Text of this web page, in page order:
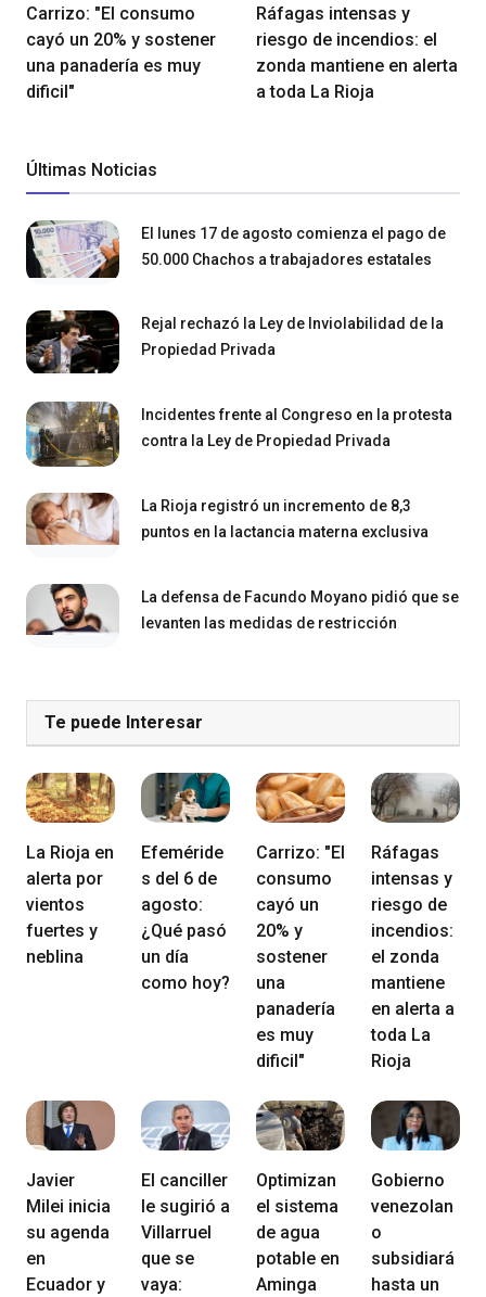
Carrizo: "El consumo
cayó un 20% y sostener
una panadería es muy
dificil"
Ráfagas intensas y
riesgo de incendios: el
zonda mantiene en alerta
a toda La Rioja
Últimas Noticias
El lunes 17 de agosto comienza el pago de
50.000 Chachos a trabajadores estatales
Rejal rechazó la Ley de Inviolabilidad de la
Propiedad Privada
Incidentes frente al Congreso en la protesta
contra la Ley de Propiedad Privada
La Rioja registró un incremento de 8,3
puntos en la lactancia materna exclusiva
La defensa de Facundo Moyano pidió que se
levanten las medidas de restricción
Te puede Interesar
La Rioja en
alerta por
vientos
fuertes y
neblina
Efeméride
s del 6 de
agosto:
¿Qué pasó
un día
como hoy?
Carrizo: "El
consumo
cayó un
20% y
sostener
una
panadería
es muy
dificil"
Ráfagas
intensas y
riesgo de
incendios:
el zonda
mantiene
en alerta a
toda La
Rioja
Javier
Milei inicia
su agenda
en
Ecuador y
El canciller
le sugirió a
Villarruel
que se
vaya:
Optimizan
el sistema
de agua
potable en
Aminga
Gobierno
venezolan
o
subsidiará
hasta un